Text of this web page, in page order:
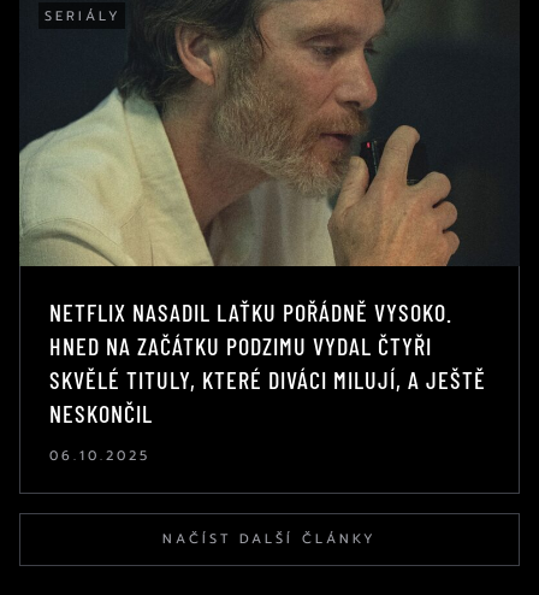
SERIÁLY
NETFLIX NASADIL LAŤKU POŘÁDNĚ VYSOKO.
HNED NA ZAČÁTKU PODZIMU VYDAL ČTYŘI
SKVĚLÉ TITULY, KTERÉ DIVÁCI MILUJÍ, A JEŠTĚ
NESKONČIL
06.10.2025
NAČÍST DALŠÍ ČLÁNKY